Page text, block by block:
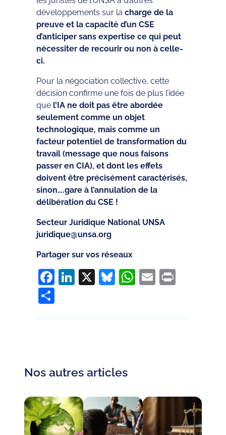
développements sur la charge de la
preuve et la capacité d’un CSE
d’anticiper sans expertise ce qui peut
nécessiter de recourir ou non à celle-
ci.
Pour la négociation collective, cette
décision confirme une fois de plus l’idée
que l’IA ne doit pas être abordée
seulement comme un objet
technologique, mais comme un
facteur potentiel de transformation du
travail (message que nous faisons
passer en CIA), et dont les effets
doivent être précisément caractérisés,
sinon….gare à l’annulation de la
délibération du CSE !
Secteur Juridique National UNSA
juridique@unsa.org
Partager sur vos réseaux
Facebook
LinkedIn
X Bluesky
WhatsApp
Email
Nos autres articles